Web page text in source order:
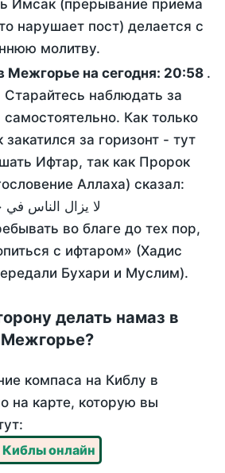
Имсак (прерывание приема
нарушает пост) делается с
молитву.
Межгорье на сегодня: 20:58 .
наблюдать за
Как только
за горизонт - тут
Ифтар, так как Пророк
Аллаха) сказал:
لا يزال الناس في
во благе до тех пор,
с ифтаром» (Хадис
Бухари и Муслим).
делать намаз в
Межгорье?
компаса на Киблу в
на карте, которую вы
Киблы онлайн